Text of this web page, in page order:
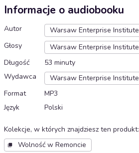
Informacje o audiobooku
Autor
Warsaw Enterprise Institute
Głosy
Warsaw Enterprise Institute
Długość
53 minuty
Wydawca
Warsaw Enterprise Institute
Format
MP3
Język
Polski
Kolekcje, w których znajdziesz ten produkt:
Wolność w Remoncie